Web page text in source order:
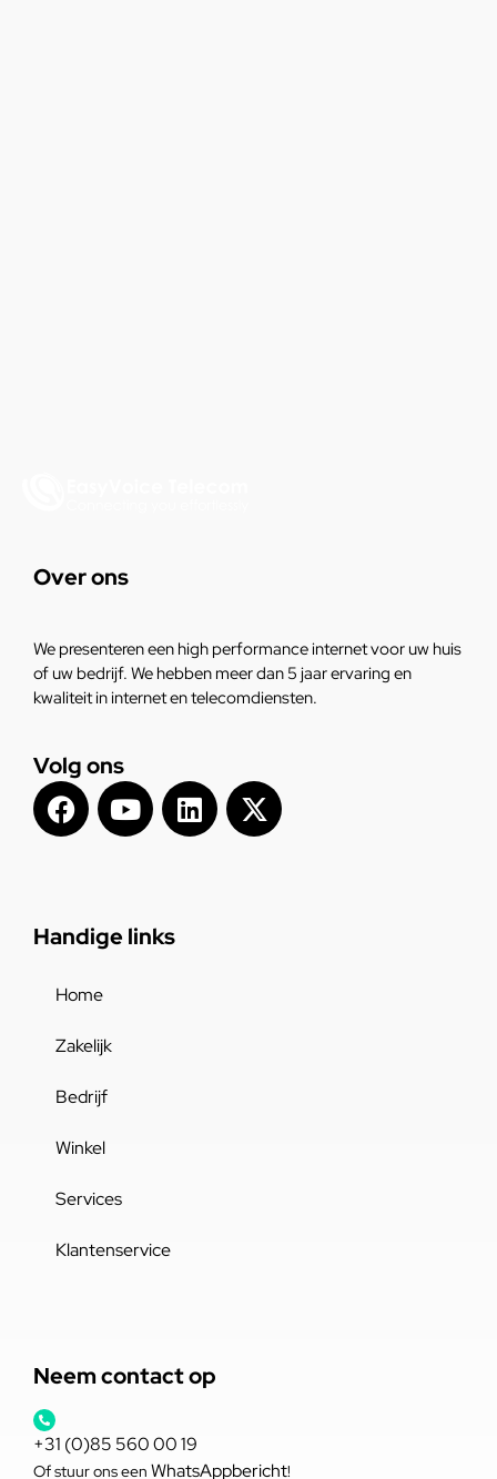
Over ons
We presenteren een high performance internet voor uw huis
of uw bedrijf. We hebben meer dan 5 jaar ervaring en
kwaliteit in internet en telecomdiensten.
Volg ons
Handige links
Home
Zakelijk
Bedrijf
Winkel
Services
Klantenservice
Neem contact op
+31 (0)85 560 00 19
Of stuur ons een WhatsAppbericht!